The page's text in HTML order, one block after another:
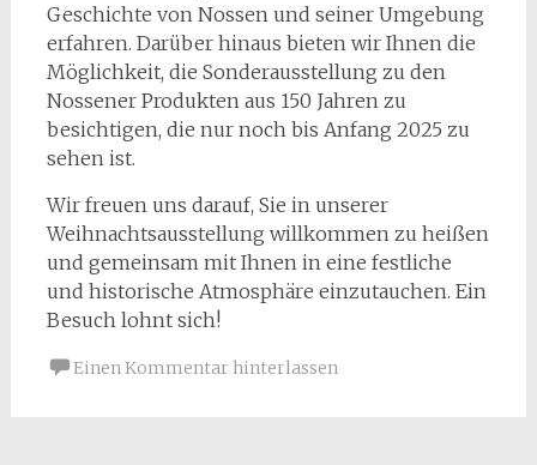
Geschichte von Nossen und seiner Umgebung
erfahren. Darüber hinaus bieten wir Ihnen die
Möglichkeit, die Sonderausstellung zu den
Nossener Produkten aus 150 Jahren zu
besichtigen, die nur noch bis Anfang 2025 zu
sehen ist.
Wir freuen uns darauf, Sie in unserer
Weihnachtsausstellung willkommen zu heißen
und gemeinsam mit Ihnen in eine festliche
und historische Atmosphäre einzutauchen. Ein
Besuch lohnt sich!
Einen Kommentar hinterlassen